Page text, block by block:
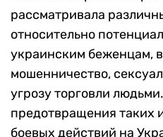
рассматривала
относительно
украинским беженцам,
мошенничество,
угрозу торговли
предотвращения таких
боевых действий на